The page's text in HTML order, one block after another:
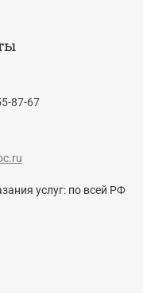
87-67
услуг: по всей РФ